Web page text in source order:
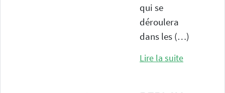
qui se
déroulera
dans les (…)
Lire la suite